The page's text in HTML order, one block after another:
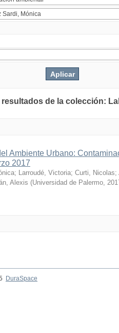
resultados de la colección:
Ambiente Urbano:
2017
; Larroudé, Victoria; Curti, Nicolas;
Alexis (Universidad de Palermo,
DuraSpace